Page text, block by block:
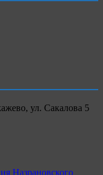
ул. Сакалова 5
Назрановского